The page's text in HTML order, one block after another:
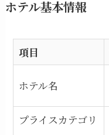
ホテル基本情報
項目
ホテル名
プライスカテゴリ